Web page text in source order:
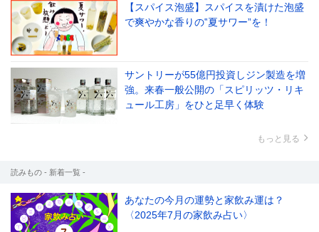
【スパイス泡盛】スパイスを漬けた泡盛
で爽やかな香りの‟夏サワー”を！
サントリーが55億円投資しジン製造を増
強。来春一般公開の「スピリッツ・リキ
ュール工房」をひと足早く体験
もっと見る
読みもの - 新着一覧 -
あなたの今月の運勢と家飲み運は？
〈2025年7月の家飲み占い〉